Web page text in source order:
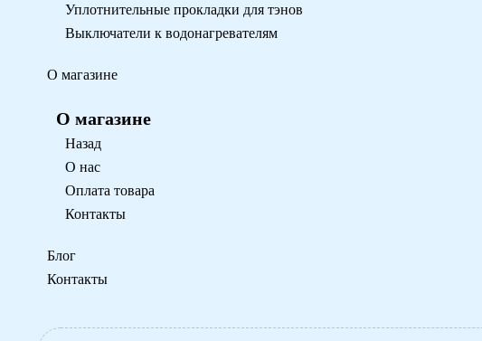
Уплотнительные прокладки для тэнов
Выключатели к водонагревателям
О магазине
О магазине
Назад
О нас
Оплата товара
Контакты
Блог
Контакты